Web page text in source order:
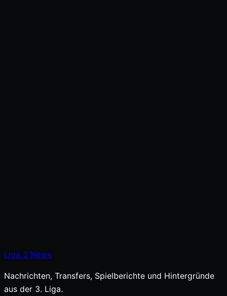
Liga 3 News
Nachrichten, Transfers, Spielberichte und Hintergründe
aus der 3. Liga.